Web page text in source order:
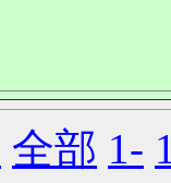
全部 1-